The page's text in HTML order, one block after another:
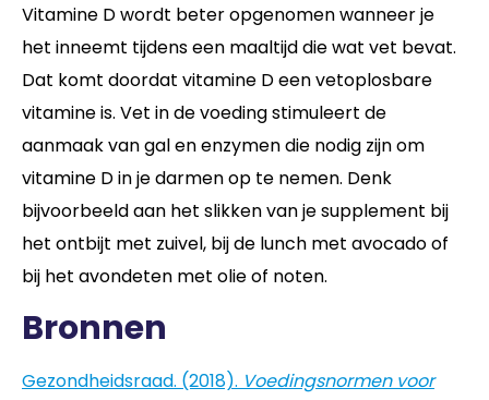
Vitamine D wordt beter opgenomen wanneer je
het inneemt tijdens een maaltijd die wat vet bevat.
Dat komt doordat vitamine D een vetoplosbare
vitamine is. Vet in de voeding stimuleert de
aanmaak van gal en enzymen die nodig zijn om
vitamine D in je darmen op te nemen. Denk
bijvoorbeeld aan het slikken van je supplement bij
het ontbijt met zuivel, bij de lunch met avocado of
bij het avondeten met olie of noten.
Bronnen
Gezondheidsraad. (2018). Voedingsnormen voor